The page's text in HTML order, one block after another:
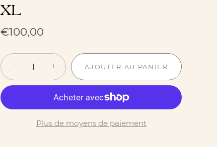
XL
€100,00
− + AJOUTER AU PANIER
Plus de moyens de paiement